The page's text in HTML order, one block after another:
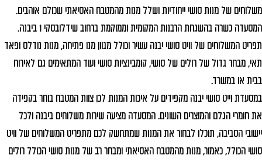
משלוחים של מנות סושי ייחודיות ושלל מנות מהמטבח האסיאתי שכולם אוהבים.
המסעדה כשרה בהשגחת הרבנות המקומית וממוקמת ברחוב שידלובסקי 1 ביבנה.
תפריט המשלוחים של וויט סושי יבנה עשיר וכולל מגוון מנו פתיחה, מנות נודלס ופאד
תאי, מבחר גדול של רולים של סושי, קומבינציות סושי ועוד המתאימים גם לאירוח
בבית או במשרד.
במסעדת וייט סושי יבנה מקפידים על איכות המנות לכן צוות המטבח בוחר בקפידה
את חומרי הגלם והמוצרים השונים. המסעדה מציעה שירות משלוחים ביבנה ולכל
יישובי הסביבה, תוכלו לבחור את המנות שמתחשק לכם מתפריט המשלוחים של וויט
סושי הכולל, כאמור, מנות מהמטבח האסיאתי ומבחר רב של מנות סושי הכולל רולים